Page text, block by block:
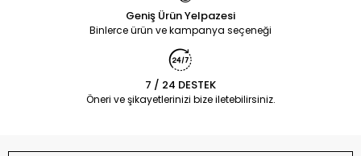
Geniş Ürün Yelpazesi
Binlerce ürün ve kampanya seçeneği
7 / 24 DESTEK
Öneri ve şikayetlerinizi bize iletebilirsiniz.